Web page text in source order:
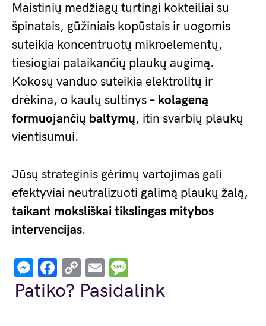
Maistinių medžiagų turtingi kokteiliai su
špinatais, gūžiniais kopūstais ir uogomis
suteikia koncentruotų mikroelementų,
tiesiogiai palaikančių plaukų augimą.
Kokosų vanduo suteikia elektrolitų ir
drėkina, o kaulų sultinys – kolageną
formuojančių baltymų, itin svarbių plaukų
vientisumui.
Jūsų strateginis gėrimų vartojimas gali
efektyviai neutralizuoti galimą plaukų žalą,
taikant moksliškai tikslingas mitybos
intervencijas.
Messenger
Facebook
Copy
Link
Email
Patiko? Pasidalink